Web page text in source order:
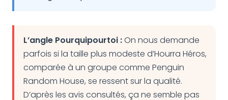
L’angle Pourquipourtoi :On nous demande
parfois si la taille plus modeste d’Hourra Héros,
comparée à un groupe comme Penguin
Random House, se ressent sur la qualité.
D’après les avis consultés, ça ne semble pas